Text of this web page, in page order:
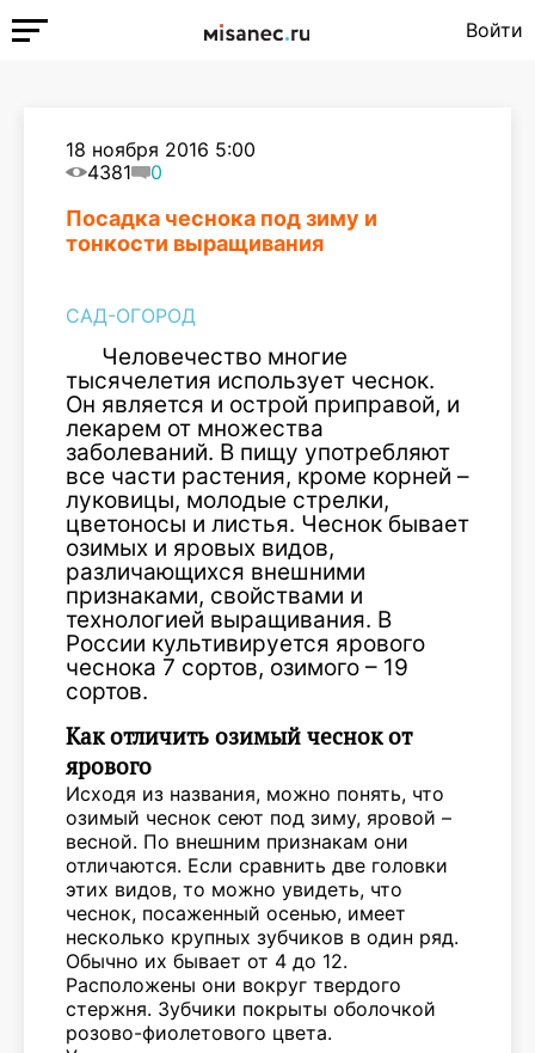
Войти
18 ноября 2016 5:00
4381
0
Посадка чеснока под зиму и
тонкости выращивания
САД-ОГОРОД
Человечество многие
тысячелетия использует чеснок.
Он является и острой приправой, и
лекарем от множества
заболеваний. В пищу употребляют
все части растения, кроме корней –
луковицы, молодые стрелки,
цветоносы и листья. Чеснок бывает
озимых и яровых видов,
различающихся внешними
признаками, свойствами и
технологией выращивания. В
России культивируется ярового
чеснока 7 сортов, озимого – 19
сортов.
Как отличить озимый чеснок от
ярового
Исходя из названия, можно понять, что
озимый чеснок сеют под зиму, яровой –
весной. По внешним признакам они
отличаются. Если сравнить две головки
этих видов, то можно увидеть, что
чеснок, посаженный осенью, имеет
несколько крупных зубчиков в один ряд.
Обычно их бывает от 4 до 12.
Расположены они вокруг твердого
стержня. Зубчики покрыты оболочкой
розово-фиолетового цвета.